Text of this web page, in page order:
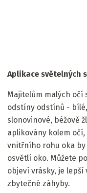
Aplikace světelných
Majitelům malých očí
odstíny odstínů -
slonovinové, béžově
aplikovány kolem
vnitřního rohu oka by
osvětlí oko. Můžete
objeví vrásky, je
zbytečné záhyby.